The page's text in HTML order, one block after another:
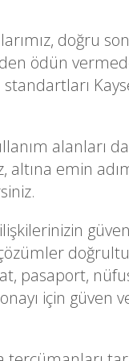
larımız, doğru
ödün
standartları
alanları
altına emin
çözümler
pasaport,
onayı için güven